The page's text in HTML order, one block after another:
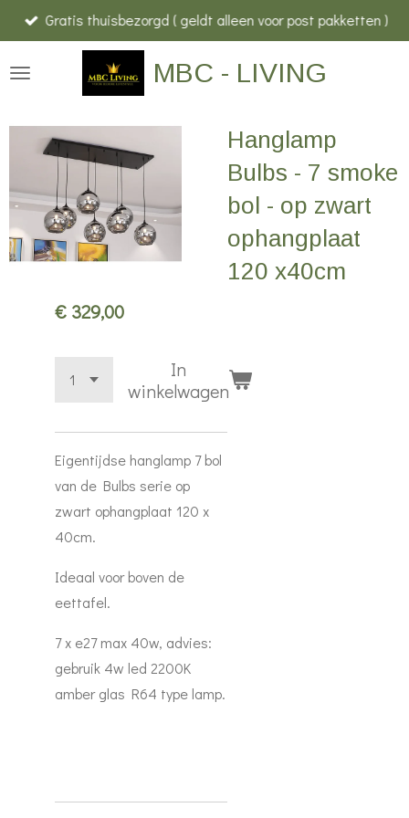
Ga
direct
naar
hoofdinhoud
MBC - LIVING
Gratis thuisbezorgd ( geldt alleen voor post pakketten )
Hanglamp
Bulbs - 7 smoke
bol - op zwart
ophangplaat
120 x40cm
€ 329,00
In
winkelwagen
Eigentijdse hanglamp 7 bol
van de Bulbs serie op
zwart ophangplaat 120 x
40cm.
Ideaal voor boven de
eettafel.
7 x e27 max 40w, advies:
gebruik 4w led 2200K
amber glas R64 type lamp.